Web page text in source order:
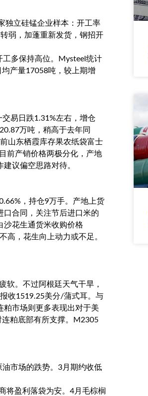
独立硅锰企业样本：开工率
弱，加蓬重新发货，钢招开
工多保持高位。Mysteel统计
产量17058吨，较上期增
易日跌1.31%左右，增仓
万吨，稍高于去年同
山东栖霞库存果农纸袋富士
前产销价格两极分化，产地
议偏空思路对待。
，持仓9万手。产地上货
口合同，关注节后进口米的
沙花生通货米收购价格
高，花生向上动力或不足。
软。不过阿根廷天气干旱，
收1519.25美分/蒲式耳。与
粕市场则更多表现出对于美
粕底部有所支撑。M2305
市场的跌势。3月期约收低
将盈利落袋为安。4月毛棕榈